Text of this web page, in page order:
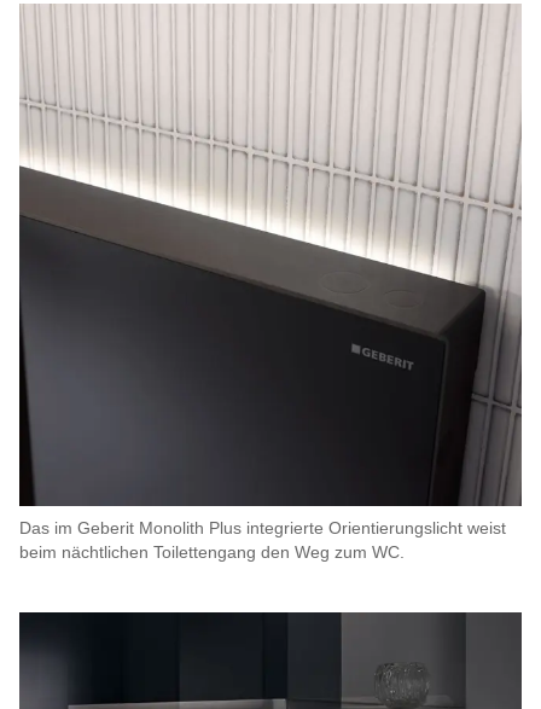
Das im Geberit Monolith Plus integrierte Orientierungslicht weist
beim nächtlichen Toilettengang den Weg zum WC.